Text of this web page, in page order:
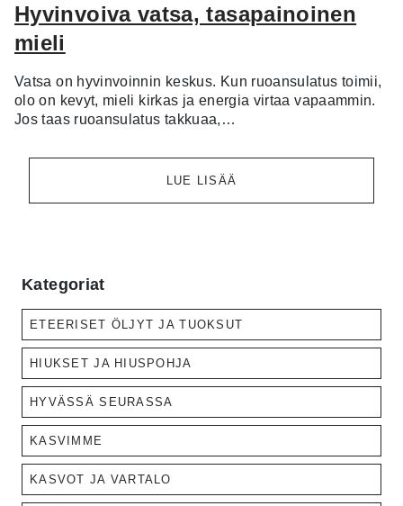
Hyvinvoiva vatsa, tasapainoinen
mieli
Vatsa on hyvinvoinnin keskus. Kun ruoansulatus toimii,
olo on kevyt, mieli kirkas ja energia virtaa vapaammin.
Jos taas ruoansulatus takkuaa,…
LUE LISÄÄ
Kategoriat
ETEERISET ÖLJYT JA TUOKSUT
HIUKSET JA HIUSPOHJA
HYVÄSSÄ SEURASSA
KASVIMME
KASVOT JA VARTALO